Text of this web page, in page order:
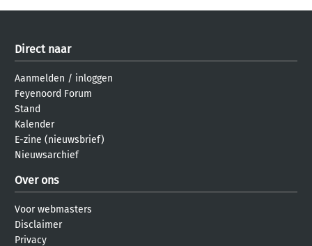
Direct naar
Aanmelden / inloggen
Feyenoord Forum
Stand
Kalender
E-zine (nieuwsbrief)
Nieuwsarchief
Over ons
Voor webmasters
Disclaimer
Privacy